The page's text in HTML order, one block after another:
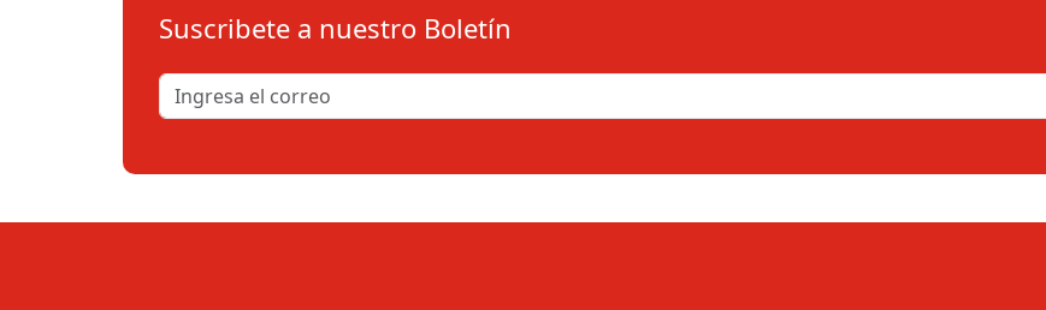
Suscribete a nuestro Boletín